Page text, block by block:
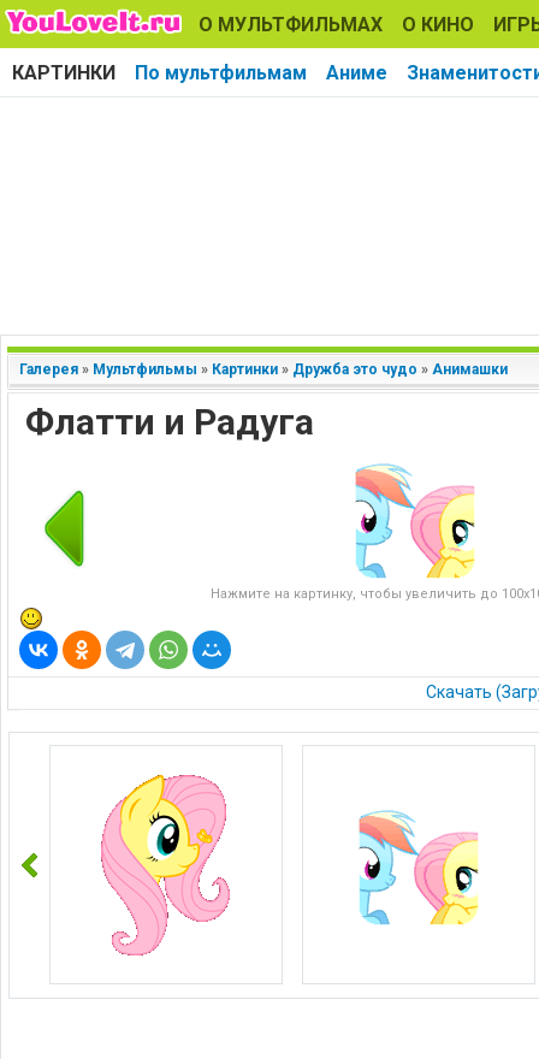
О МУЛЬТФИЛЬМАХ О КИНО
КАРТИНКИ По мультфильмам Аниме
Галерея » Мультфильмы » Картинки » Дружба это чудо » Анимашки
Флатти и Радуга
Нажмите на картинку, чтобы увеличить до
Скачать